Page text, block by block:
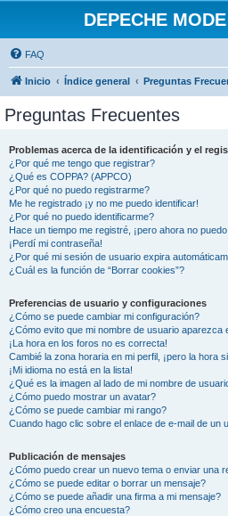
DEPECHE
FAQ
Inicio Índice general Preguntas
Preguntas Frecuentes
Problemas acerca de la identificación y el
¿Por qué me tengo que registrar?
¿Qué es COPPA? (APPCO)
¿Por qué no puedo registrarme?
Me he registrado ¡y no me puedo identificar!
¿Por qué no puedo identificarme?
Hace un tiempo me registré, ¡pero ahora no
¡Perdí mi contraseña!
¿Por qué mi sesión de usuario expira
¿Cuál es la función de “Borrar cookies”?
Preferencias de usuario y configuraciones
¿Cómo se puede cambiar mi configuración?
¿Cómo evito que mi nombre de usuario
¡La hora en los foros no es correcta!
Cambié la zona horaria en mi perfil, ¡pero la hora
¡Mi idioma no está en la lista!
¿Qué es la imagen al lado de mi nombre de
¿Cómo puedo mostrar un avatar?
¿Cómo se puede cambiar mi rango?
Cuando hago clic sobre el enlace de e-mail de un
Publicación de mensajes
¿Cómo puedo crear un nuevo tema o enviar una
¿Cómo se puede editar o borrar un mensaje?
¿Cómo se puede añadir una firma a mi mensaje?
¿Cómo creo una encuesta?